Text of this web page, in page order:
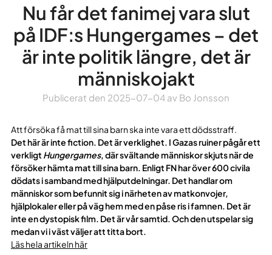
Nu får det fanimej vara slut
på IDF:s Hungergames – det
är inte politik längre, det är
människojakt
Publicerat den 2025-07-04 av Bo Jonsson
Att försöka få mat till sina barn ska inte vara ett dödsstraff.
Det här är inte fiction. Det är verklighet. I Gazas ruiner pågår ett
verkligt Hungergames, där svältande människor skjuts när de
försöker hämta mat till sina barn. Enligt FN har över 600 civila
dödats i samband med hjälputdelningar. Det handlar om
människor som befunnit sig i närheten av matkonvojer,
hjälplokaler eller på väg hem med en påse ris i famnen. Det är
inte en dystopisk film. Det är vår samtid. Och den utspelar sig
medan vi i väst väljer att titta bort.
Läs hela artikeln här